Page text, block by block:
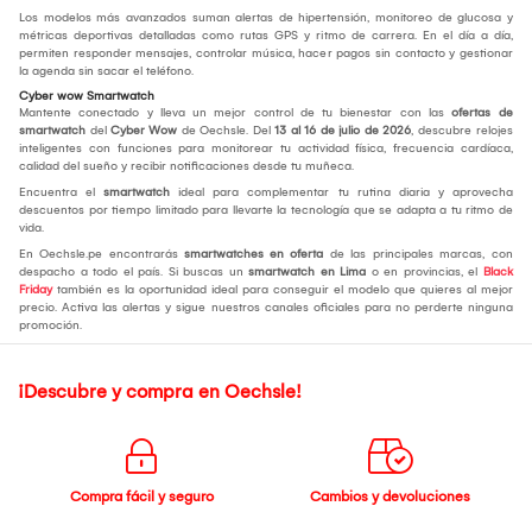
Los modelos más avanzados suman alertas de hipertensión, monitoreo de glucosa y
métricas deportivas detalladas como rutas GPS y ritmo de carrera. En el día a día,
permiten responder mensajes, controlar música, hacer pagos sin contacto y gestionar
la agenda sin sacar el teléfono.
Cyber wow Smartwatch
Mantente conectado y lleva un mejor control de tu bienestar con las ofertas de
smartwatch del Cyber Wow de Oechsle. Del 13 al 16 de julio de 2026, descubre relojes
inteligentes con funciones para monitorear tu actividad física, frecuencia cardíaca,
calidad del sueño y recibir notificaciones desde tu muñeca.
Encuentra el smartwatch ideal para complementar tu rutina diaria y aprovecha
descuentos por tiempo limitado para llevarte la tecnología que se adapta a tu ritmo de
vida.
En Oechsle.pe encontrarás smartwatches en oferta de las principales marcas, con
despacho a todo el país. Si buscas un smartwatch en Lima o en provincias, el Black
Fridaytambién es la oportunidad ideal para conseguir el modelo que quieres al mejor
precio. Activa las alertas y sigue nuestros canales oficiales para no perderte ninguna
promoción.
¡Descubre y compra en Oechsle!
Compra fácil y seguro
Cambios y devoluciones